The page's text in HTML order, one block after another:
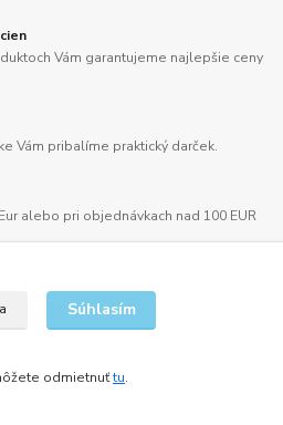
Vám garantujeme najlepšie ceny
Vám pribalíme praktický darček.
alebo pri objednávkach nad 100 EUR
Súhlasím
odmietnuťtu.